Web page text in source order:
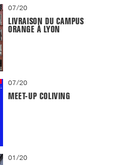
07/20
LIVRAISON DU CAMPUS
ORANGE À LYON
07/20
MEET-UP COLIVING
01/20